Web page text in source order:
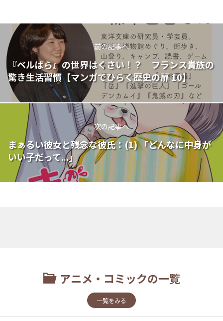
前の記事へ
『ベルばら』の世界はくさい！？ フランス貴族の
驚き生活習慣【マンガでひらく歴史の扉 10】
次の記事へ
まぁるい彼女と残念な彼氏：(1) 「どんなに中身が
いい子だって...」
アニメ・コミックの一覧
一覧をみる